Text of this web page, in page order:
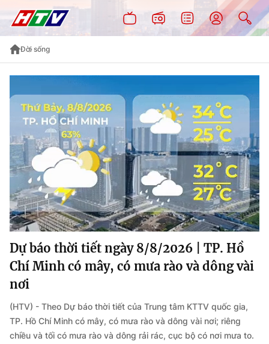
Đời sống
Dự báo thời tiết ngày 8/8/2026 | TP. Hồ
Chí Minh có mây, có mưa rào và dông vài
nơi
(HTV) - Theo Dự báo thời tiết của Trung tâm KTTV quốc gia,
TP. Hồ Chí Minh có mây, có mưa rào và dông vài nơi; riêng
chiều và tối có mưa rào và dông rải rác, cục bộ có nơi mưa to.